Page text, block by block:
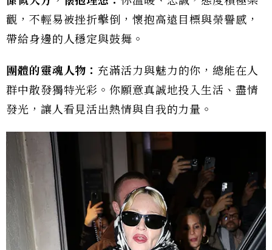
觀，不輕易被挫折擊倒，懷抱高遠目標與榮譽感，
帶給身邊的人穩定與鼓舞。
團體的靈魂人物：充滿活力與魅力的你，總能在人
群中散發獨特光彩。你願意真誠地投入生活、盡情
發光，讓人看見活出熱情與自我的力量。